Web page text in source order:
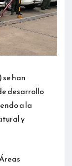
han
desarrollo
a la
y